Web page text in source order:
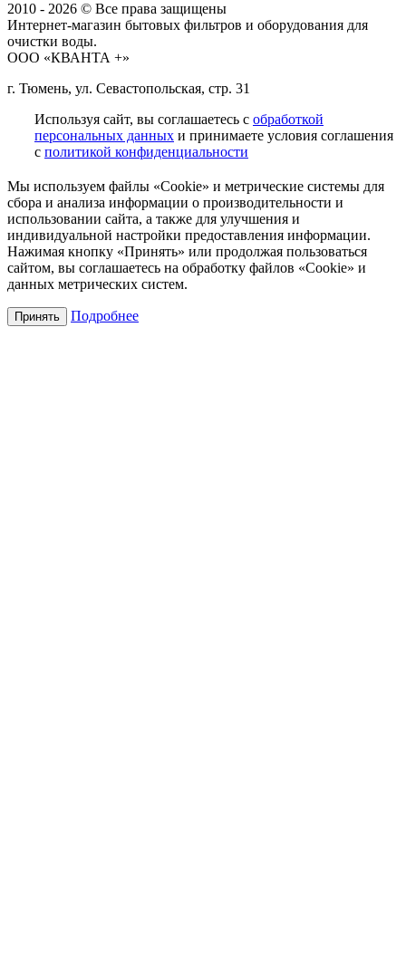
2010 - 2026 © Все права защищены
Интернет-магазин бытовых фильтров и оборудования для
очистки воды.
ООО «КВАНТА +»
г. Тюмень, ул. Севастопольская, стр. 31
Используя сайт, вы соглашаетесь с обработкой
персональных данных и принимаете условия соглашения
с политикой конфиденциальности
Мы используем файлы «Cookie» и метрические системы для
сбора и анализа информации о производительности и
использовании сайта, а также для улучшения и
индивидуальной настройки предоставления информации.
Нажимая кнопку «Принять» или продолжая пользоваться
сайтом, вы соглашаетесь на обработку файлов «Cookie» и
данных метрических систем.
Принять Подробнее